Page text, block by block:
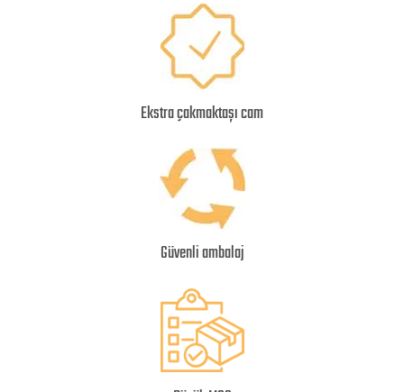
Ekstra çakmaktaşı cam
Güvenli ambalaj